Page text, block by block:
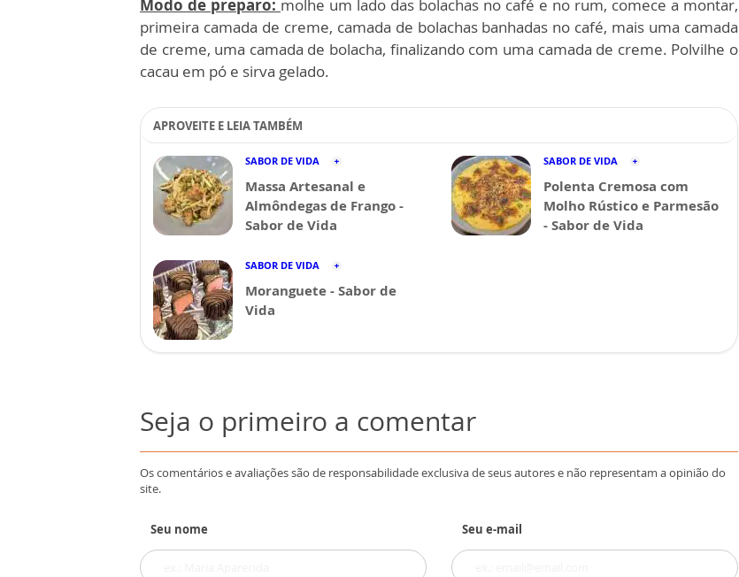
Modo de preparo: molhe um lado das bolachas no café e no rum, comece a montar,
primeira camada de creme, camada de bolachas banhadas no café, mais uma camada
de creme, uma camada de bolacha, finalizando com uma camada de creme. Polvilhe o
cacau em pó e sirva gelado.
APROVEITE E LEIA TAMBÉM
SABOR DE VIDA
Massa Artesanal e
Almôndegas de Frango -
Sabor de Vida
SABOR DE VIDA
Polenta Cremosa com
Molho Rústico e Parmesão
- Sabor de Vida
SABOR DE VIDA
Moranguete - Sabor de
Vida
Seja o primeiro a comentar
Os comentários e avaliações são de responsabilidade exclusiva de seus autores e não representam a opinião do
site.
Seu nome Seu e-mail